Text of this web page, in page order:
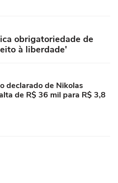
obrigatoriedade de
à liberdade'
declarado de Nikolas
de R$ 36 mil para R$ 3,8